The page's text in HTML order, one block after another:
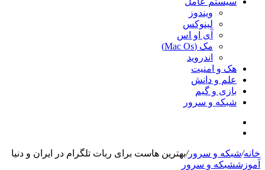
ویندوز
لینوکس
آی او اس
مک (Mac Os)
اندروید
هک و امنیت
علم و دانش
بازی و گیم
شبکه و سرور
خانه/شبکه و سرور/بهترین هاست برای ربات تلگرام در ایران و دنیا
آموزششبکه و سرور